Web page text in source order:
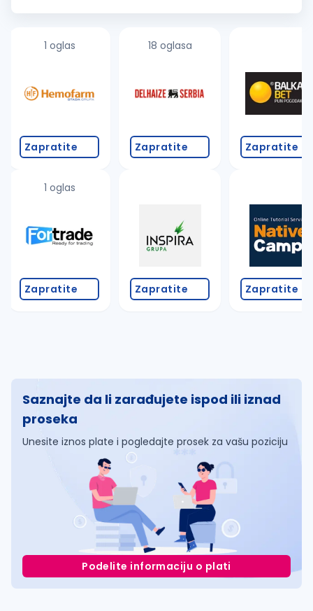
stvaranju...
1 oglas
Zapratite
1 oglas
Zapratite
18 oglasa
Zapratite
Zapratite
Zapratite
Zapratite
Saznajte da li zarađujete ispod ili iznad
proseka
Unesite iznos plate i pogledajte prosek za vašu poziciju
Podelite informaciju o plati